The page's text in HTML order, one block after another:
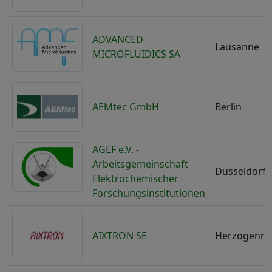
ADVANCED
MICROFLUIDICS SA
Lausanne
AEMtec GmbH Berlin
AGEF e.V. -
Arbeitsgemeinschaft
Elektrochemischer
Forschungsinstitutionen
Düsseldorf
AIXTRON SE